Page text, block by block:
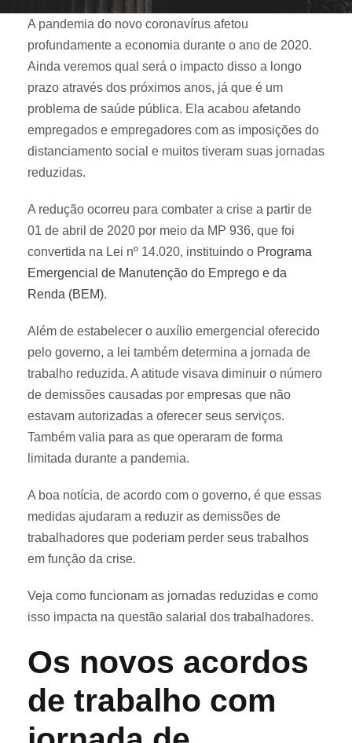
A pandemia do novo coronavírus afetou
profundamente a economia durante o ano de 2020.
Ainda veremos qual será o impacto disso a longo
prazo através dos próximos anos, já que é um
problema de saúde pública. Ela acabou afetando
empregados e empregadores com as imposições do
distanciamento social e muitos tiveram suas jornadas
reduzidas.
A redução ocorreu para combater a crise a partir de
01 de abril de 2020 por meio da MP 936, que foi
convertida na Lei nº 14.020, instituindo o Programa
Emergencial de Manutenção do Emprego e da
Renda (BEM).
Além de estabelecer o auxílio emergencial oferecido
pelo governo, a lei também determina a jornada de
trabalho reduzida. A atitude visava diminuir o número
de demissões causadas por empresas que não
estavam autorizadas a oferecer seus serviços.
Também valia para as que operaram de forma
limitada durante a pandemia.
A boa notícia, de acordo com o governo, é que essas
medidas ajudaram a reduzir as demissões de
trabalhadores que poderiam perder seus trabalhos
em função da crise.
Veja como funcionam as jornadas reduzidas e como
isso impacta na questão salarial dos trabalhadores.
Os novos acordos
de trabalho com